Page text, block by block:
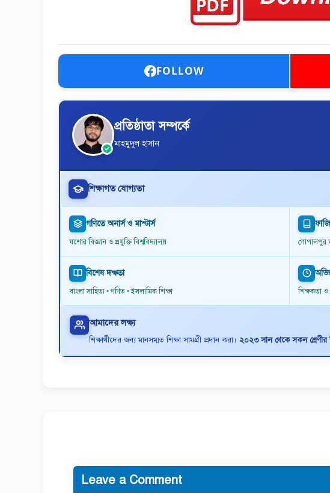
FOLLOW
প্রতিষ্ঠাতা সম্পর্কে
মাহমুদুল হাসান
শিক্ষাগত যোগ্যতা
গণিতে অনার্স ও মাস্টার্স
যশোর বিজ্ঞান ও প্রযুক্তি বিশ্ববিদ্যালয় গোপালপুর
বিশেষ দক্ষতা
বাংলা সাহিত্য • গণিত • ইসলামিক শিক্ষা শিক্ষকতা ও
আমাদের লক্ষ্য
শিক্ষার্থীদের জন্য মানসম্মত শিক্ষা সামগ্রী প্রদান করা। ২০২৩ সাল থেকে সকল শ্রেণীর
Leave a Comment